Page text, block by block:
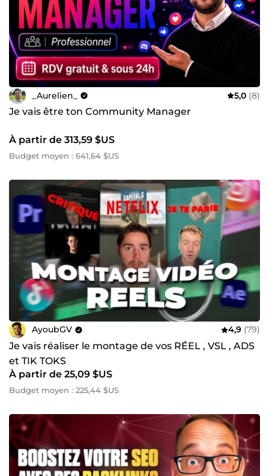
_Aurelien_ 5,0 (8)
Je vais être ton Community Manager
À partir de 313,59 $US
Budget moyen : 641,64 $US
AyoubGV 4,9 (79)
Je vais réaliser le montage de vos RÉEL , VSL , ADS
et TIK TOKS
À partir de 25,09 $US
Budget moyen : 225,44 $US